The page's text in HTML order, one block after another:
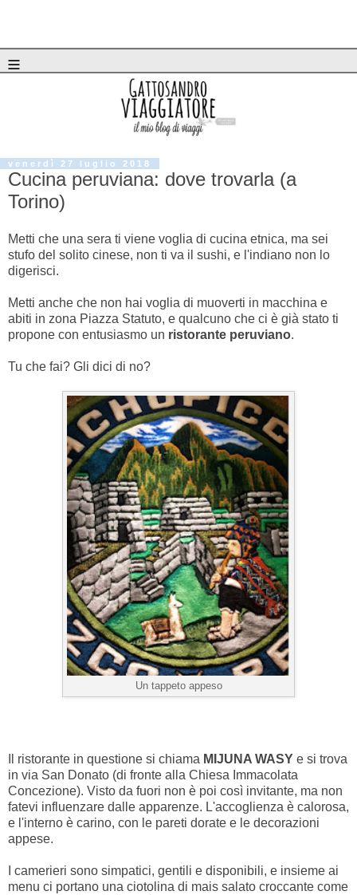
≡
venerdì 27 luglio 2018
Cucina peruviana: dove trovarla (a
Torino)
Metti che una sera ti viene voglia di cucina etnica, ma sei
stufo del solito cinese, non ti va il sushi, e l'indiano non lo
digerisci.
Metti anche che non hai voglia di muoverti in macchina e
abiti in zona Piazza Statuto, e qualcuno che ci è già stato ti
propone con entusiasmo un ristorante peruviano.
Tu che fai? Gli dici di no?
Un tappeto appeso
Il ristorante in questione si chiama MIJUNA WASY e si trova
in via San Donato (di fronte alla Chiesa Immacolata
Concezione). Visto da fuori non è poi così invitante, ma non
fatevi influenzare dalle apparenze. L'accoglienza è calorosa,
e l'interno è carino, con le pareti dorate e le decorazioni
appese.
I camerieri sono simpatici, gentili e disponibili, e insieme ai
menu ci portano una ciotolina di mais salato croccante come